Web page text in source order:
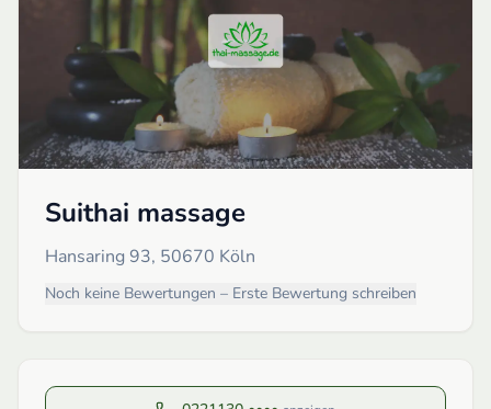
Suithai massage
Hansaring 93, 50670 Köln
Noch keine Bewertungen – Erste Bewertung schreiben